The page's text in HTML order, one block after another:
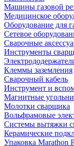
Машины газовой
Медицинское
Оборудование для
Сетевое
Сварочные
Инструменты
Клеммы заземления
Сварочный кабель
Инструмент и
Магнитные
Молотки сварщика
Вольфрамовые
Системы вытяжки
Керамические
Упаковка Marathon